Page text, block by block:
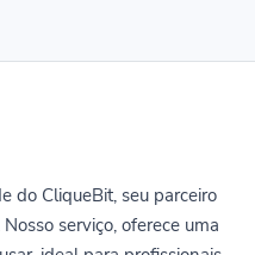
do CliqueBit, seu parceiro
serviço, oferece uma